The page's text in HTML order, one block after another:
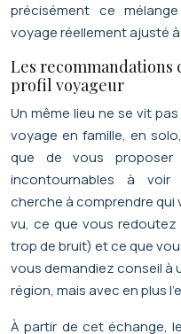
précisément ce
voyage réellement ajusté
Les recommandations
profil voyageur
Un même lieu ne se vit
voyage en famille, en
que de vous proposer
incontournables à voir
cherche à comprendre qui
vu, ce que vous
trop de bruit) et ce que
vous demandiez conseil à
région, mais avec en plus
À partir de cet échange,